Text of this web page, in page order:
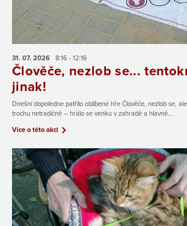
31. 07. 2026 8:16 - 12:16
Člověče, nezlob se...
jinak!
Dnešní dopoledne patřilo oblíbené hře Člověče, nezlob se,
trochu netradičně – hrálo se venku v zahradě a hlavně...
Více o této akci